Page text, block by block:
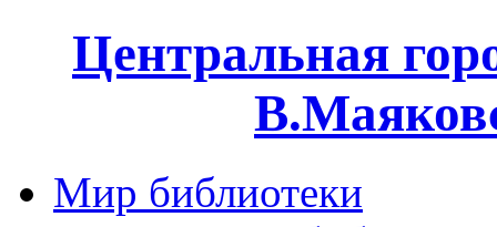
Центральная
Мир библиотеки